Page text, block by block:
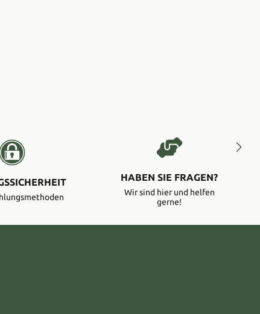
HABEN SIE FRAGEN?
Wir sind hier und helfen
gerne!